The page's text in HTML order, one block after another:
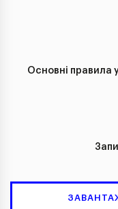
Основні правила